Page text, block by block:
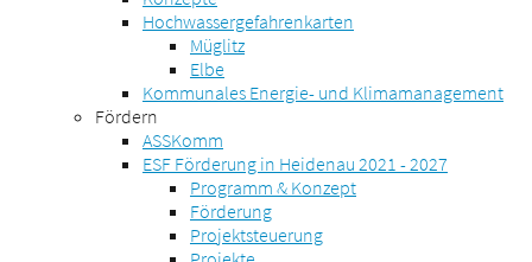
Hochwassergefahrenkarten
Müglitz
Elbe
Kommunales Energie- und Klimamanagement
Fördern
ASSKomm
ESF Förderung in Heidenau 2021 - 2027
Programm & Konzept
Förderung
Projektsteuerung